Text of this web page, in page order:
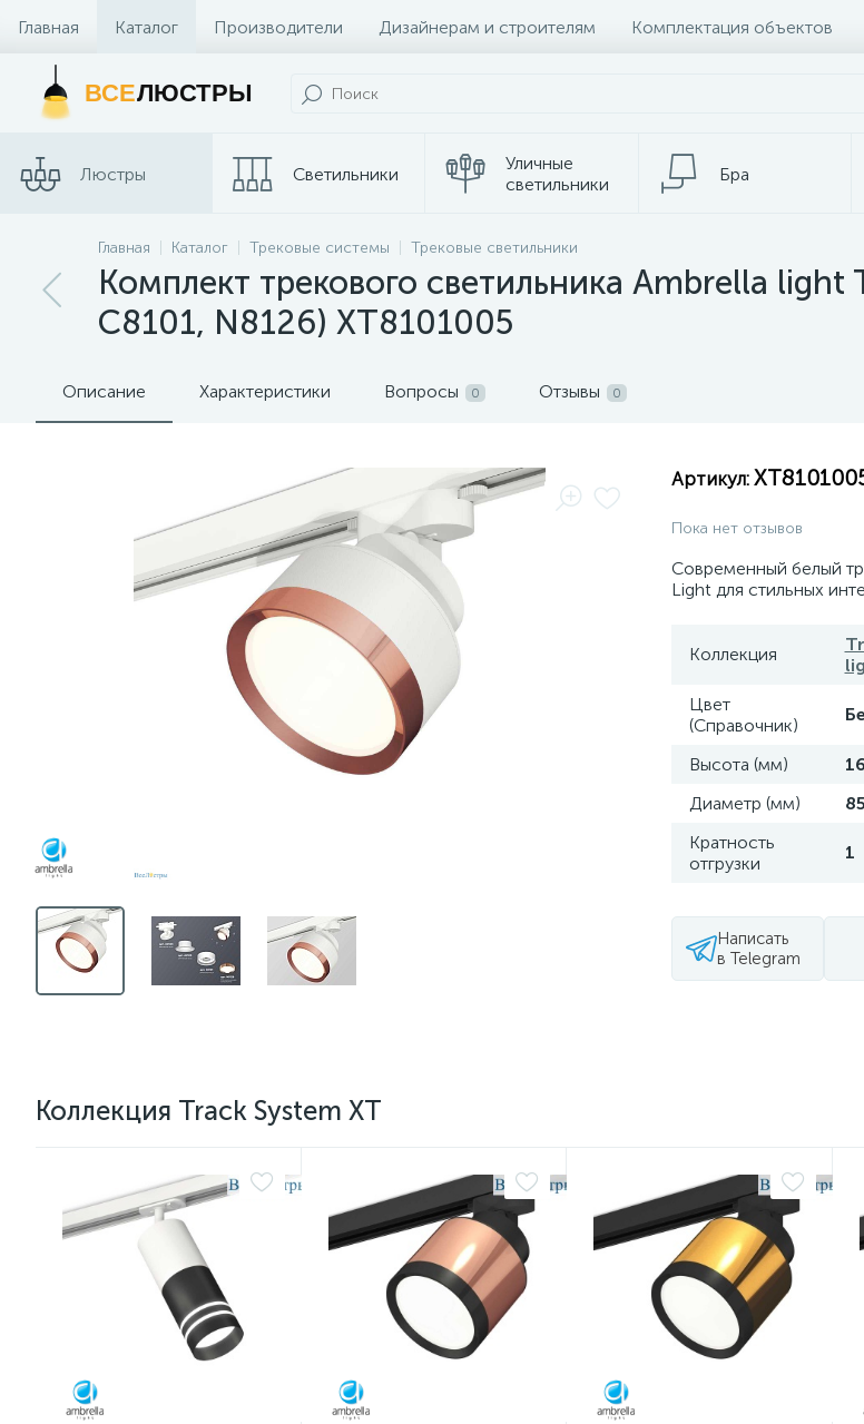
Главная Каталог Производители Дизайнерам и строителям Комплектация объектов
Контакты и Магазины
ВСЕЛЮСТРЫ
Люстры Светильники
Уличные
светильники
Бра
Споты Трековые системы
Главная Каталог Трековые системы Трековые светильники
Комплект трекового светильника Ambrella light
C8101, N8126) XT8101005
Описание Характеристики Вопросы 0 Отзывы 0
Артикул:
Пока нет отзывов
Современный белый
Light для стильных
Коллекция
Цвет
(Справочник)
Высота (мм)
Диаметр (мм)
85
Кратность
отгрузки
1
Написать
в Telegram
Коллекция Track System XT